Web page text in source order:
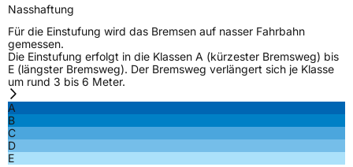
Rollgeräusch (Klasse)
Rollgeräusch (dB)
FahrzeugklasseC1
Nasshaftung
Für die Einstufung wird das Bremsen auf nasser Fahrbahn
gemessen.
Die Einstufung erfolgt in die Klassen A (kürzester Bremsweg) bis
E (längster Bremsweg). Der Bremsweg verlängert sich je Klasse
um rund 3 bis 6 Meter.
A
B
C
D
E